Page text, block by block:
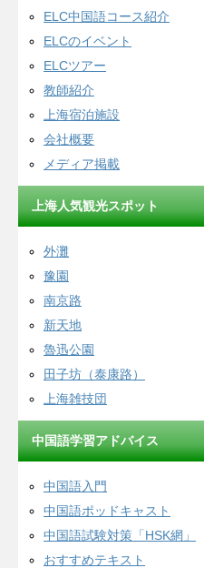
ELC中国語コース紹介
ELCのイベント
ELCツアー
教師紹介
上海宿泊施設
会社概要
メディア掲載
上海人気観光スポット
外灘
豫園
南京路
新天地
魯迅公園
田子坊（泰康路）
上海雑技団
中国語学習アドバイス
中国語入門
中国語ポッドキャスト
中国語試験対策「HSK網」
おすすめテキスト